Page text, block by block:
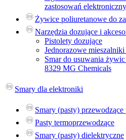
zastosowań
Żywice poliuretanowe do
Narzędzia dozujące i
Pistolety dozujące
Jednorazowe mieszalniki
Smar do usuwania
8329 MG Chemicals
Smary dla elektroniki
Smary (pasty)
Pasty termoprzewodzące
Smary (pasty) dielektryczne